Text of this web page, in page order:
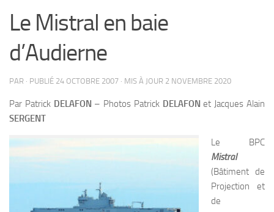
Le Mistral en baie
d’Audierne
PAR · PUBLIÉ 24 OCTOBRE 2007 · MIS À JOUR 2 NOVEMBRE 2020
Par Patrick DELAFON – Photos Patrick DELAFON et Jacques Alain
SERGENT
Le BPC
Mistral
(Bâtiment de
Projection et
de